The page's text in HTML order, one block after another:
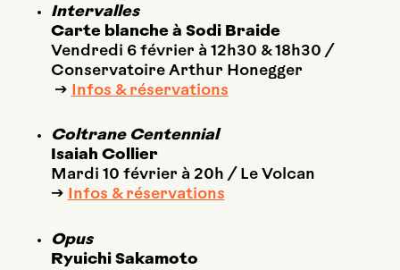
Intervalles
Carte blanche à Sodi Braide
Vendredi 6 février à 12h30 & 18h30 /
Conservatoire Arthur Honegger
→
Infos & réservations
Coltrane Centennial
Isaiah Collier
Mardi 10 février à 20h / Le Volcan
→ Infos & réservations
Opus
Ryuichi Sakamoto